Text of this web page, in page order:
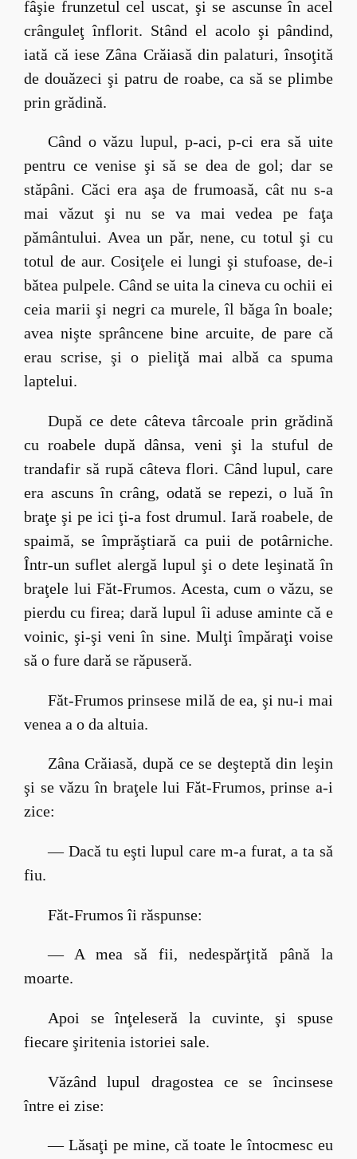
fâşie frunzetul cel uscat, şi se ascunse în acel
crânguleţ înflorit. Stând el acolo şi pândind,
iată că iese Zâna Crăiasă din palaturi, însoţită
de douăzeci şi patru de roabe, ca să se plimbe
prin grădină.
Când o văzu lupul, p-aci, p-ci era să uite
pentru ce venise şi să se dea de gol; dar se
stăpâni. Căci era aşa de frumoasă, cât nu s-a
mai văzut şi nu se va mai vedea pe faţa
pământului. Avea un păr, nene, cu totul şi cu
totul de aur. Cosiţele ei lungi şi stufoase, de-i
bătea pulpele. Când se uita la cineva cu ochii ei
ceia marii şi negri ca murele, îl băga în boale;
avea nişte sprâncene bine arcuite, de pare că
erau scrise, şi o pieliţă mai albă ca spuma
laptelui.
După ce dete câteva târcoale prin grădină
cu roabele după dânsa, veni şi la stuful de
trandafir să rupă câteva flori. Când lupul, care
era ascuns în crâng, odată se repezi, o luă în
braţe şi pe ici ţi-a fost drumul. Iară roabele, de
spaimă, se împrăştiară ca puii de potârniche.
Într-un suflet alergă lupul şi o dete leşinată în
braţele lui Făt-Frumos. Acesta, cum o văzu, se
pierdu cu firea; dară lupul îi aduse aminte că e
voinic, şi-şi veni în sine. Mulţi împăraţi voise
să o fure dară se răpuseră.
Făt-Frumos prinsese milă de ea, şi nu-i mai
venea a o da altuia.
Zâna Crăiasă, după ce se deşteptă din leşin
şi se văzu în braţele lui Făt-Frumos, prinse a-i
zice:
— Dacă tu eşti lupul care m-a furat, a ta să
fiu.
Făt-Frumos îi răspunse:
— A mea să fii, nedespărţită până la
moarte.
Apoi se înţeleseră la cuvinte, şi spuse
fiecare şiritenia istoriei sale.
Văzând lupul dragostea ce se încinsese
între ei zise:
— Lăsaţi pe mine, că toate le întocmesc eu